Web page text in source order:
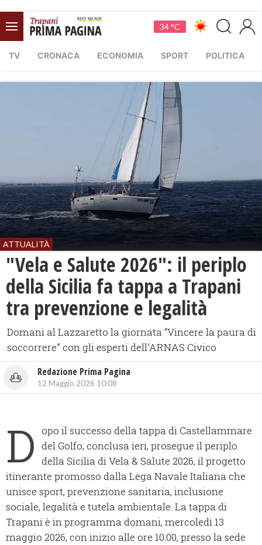
34 °C
TV CRONACA ECONOMIA SPORT POLITICA
ATTUALITÀ
"Vela e Salute 2026": il periplo
della Sicilia fa tappa a Trapani
tra prevenzione e legalità
Domani al Lazzaretto la giornata “Vincere la paura di
soccorrere” con gli esperti dell'ARNAS Civico
Redazione Prima Pagina
12 Maggio 2026 10:08
D opo il successo della tappa di Castellammare
del Golfo, conclusa ieri, prosegue il periplo
della Sicilia di Vela & Salute 2026, il progetto
itinerante promosso dalla Lega Navale Italiana che
unisce sport, prevenzione sanitaria, inclusione
sociale, legalità e tutela ambientale. La tappa di
Trapani è in programma domani, mercoledì 13
maggio 2026, con inizio alle ore 10:00, presso la sede